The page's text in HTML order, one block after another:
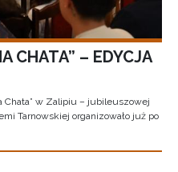
CHATA” – EDYCJA
Chata” w Zalipiu – jubileuszowej
Tarnowskiej organizowało już po